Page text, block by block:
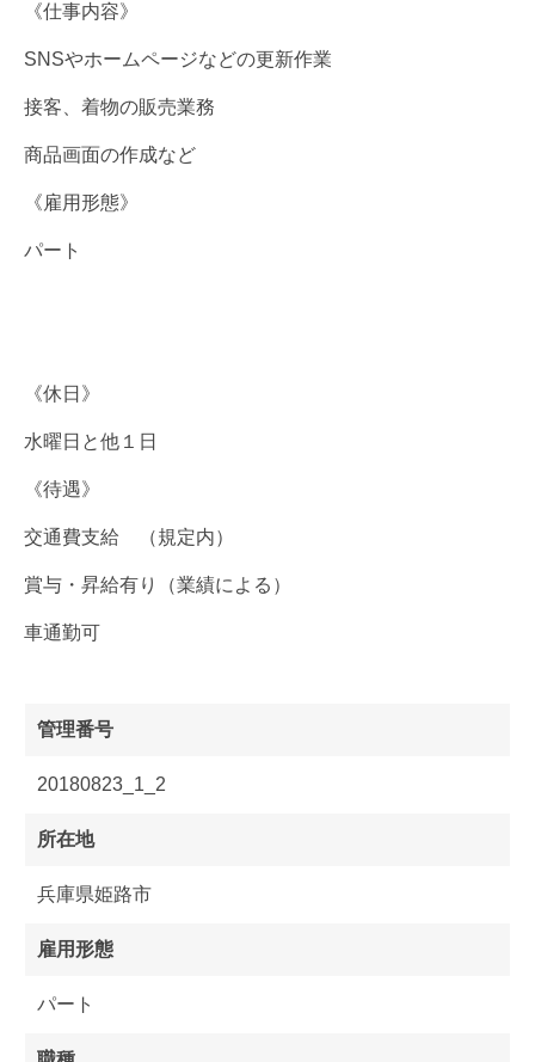
《仕事内容》
SNSやホームページなどの更新作業
接客、着物の販売業務
商品画面の作成など
《雇用形態》
パート
《休日》
水曜日と他１日
《待遇》
交通費支給 （規定内）
賞与・昇給有り（業績による）
車通勤可
管理番号
20180823_1_2
所在地
兵庫県姫路市
雇用形態
パート